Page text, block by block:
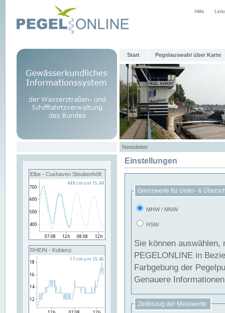
Hilfe
Start Pegelauswahl über Karte
Newsletter
Elbe - Cuxhaven Steubenhöft
RHEIN - Koblenz
Einstellungen
Grenzwerte für Unter- &
MHW / MNW
HSW
Sie können
PEGELONLINE in Beziehung
Farbgebung der
Genauere
Zeitbezug der Messwerte: